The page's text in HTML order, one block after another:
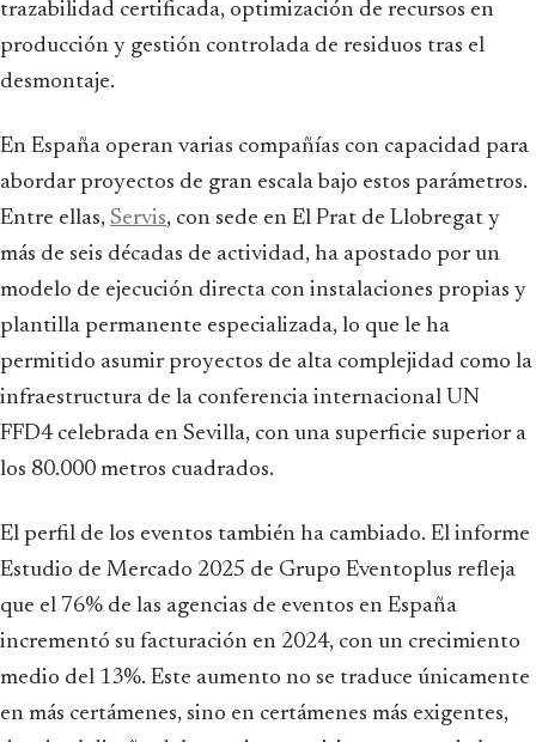
trazabilidad certificada, optimización de recursos en
producción y gestión controlada de residuos tras el
desmontaje.
En España operan varias compañías con capacidad para
abordar proyectos de gran escala bajo estos parámetros.
Entre ellas, Servis, con sede en El Prat de Llobregat y
más de seis décadas de actividad, ha apostado por un
modelo de ejecución directa con instalaciones propias y
plantilla permanente especializada, lo que le ha
permitido asumir proyectos de alta complejidad como la
infraestructura de la conferencia internacional UN
FFD4 celebrada en Sevilla, con una superficie superior a
los 80.000 metros cuadrados.
El perfil de los eventos también ha cambiado. El informe
Estudio de Mercado 2025 de Grupo Eventoplus refleja
que el 76% de las agencias de eventos en España
incrementó su facturación en 2024, con un crecimiento
medio del 13%. Este aumento no se traduce únicamente
en más certámenes, sino en certámenes más exigentes,